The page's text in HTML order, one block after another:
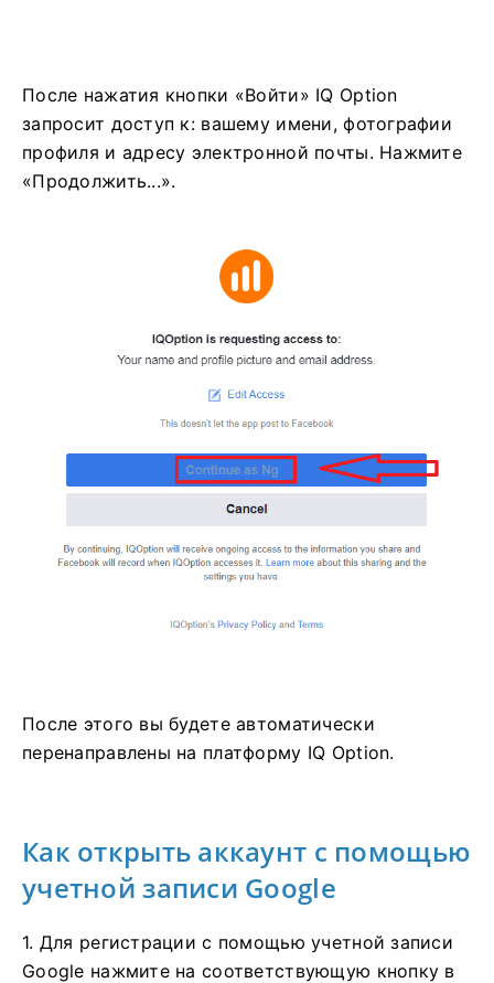
После нажатия кнопки «Войти» IQ Option
запросит доступ к: вашему имени, фотографии
профиля и адресу электронной почты. Нажмите
«Продолжить...».
После этого вы будете автоматически
перенаправлены на платформу IQ Option.
Как открыть аккаунт с помощью
учетной записи Google
1. Для регистрации с помощью учетной записи
Google нажмите на соответствующую кнопку в